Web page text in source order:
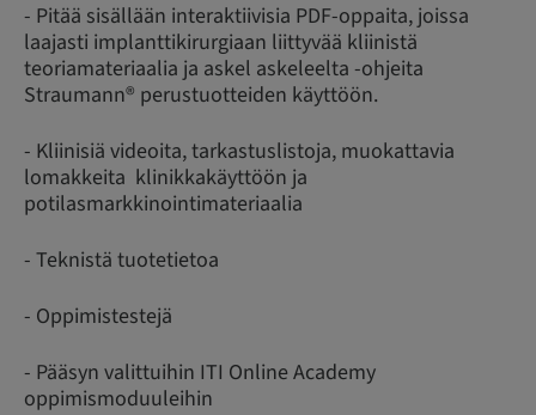
- Pitää sisällään interaktiivisia PDF-oppaita, joissa
laajasti implanttikirurgiaan liittyvää kliinistä
teoriamateriaalia ja askel askeleelta -ohjeita
Straumann® perustuotteiden käyttöön.
- Kliinisiä videoita, tarkastuslistoja, muokattavia
lomakkeita klinikkakäyttöön ja
potilasmarkkinointimateriaalia
- Teknistä tuotetietoa
- Oppimistestejä
- Pääsyn valittuihin ITI Online Academy
oppimismoduuleihin